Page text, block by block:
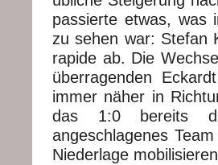
passierte etwas, was
zu sehen war: Stefan
rapide ab. Die
überragenden
immer näher in
das 1:0 bereits
angeschlagenes
Niederlage